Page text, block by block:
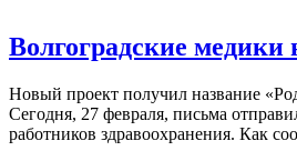
Волгоградские
Новый проект получил название
Сегодня, 27 февраля, письма
работников здравоохранения. Как